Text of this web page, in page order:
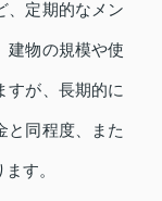
、定期的なメン
建物の規模や使
すが、長期的に
と同程度、また
す。